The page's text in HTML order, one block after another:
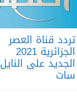
تردد قناة العصر
الجزائرية 2021
الجديد على النايل
سات